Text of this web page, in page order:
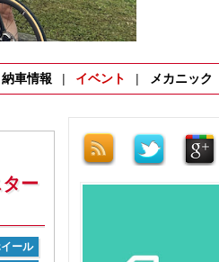
納車情報 イベント メカニック
ー
ール